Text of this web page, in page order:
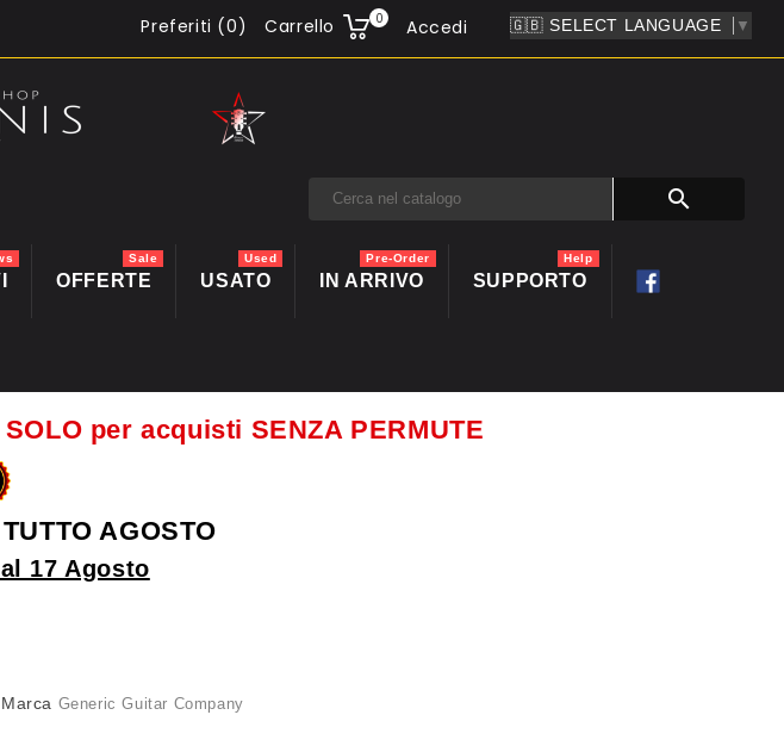
Preferiti (0) Carrello 0 ▼
Accedi

OFFERTE
Sale
USATO
Used
IN ARRIVO
Pre-Order
SUPPORTO
Help
per acquisti SENZA PERMUTE
AGOSTO
17 Agosto
Marca Generic Guitar Company